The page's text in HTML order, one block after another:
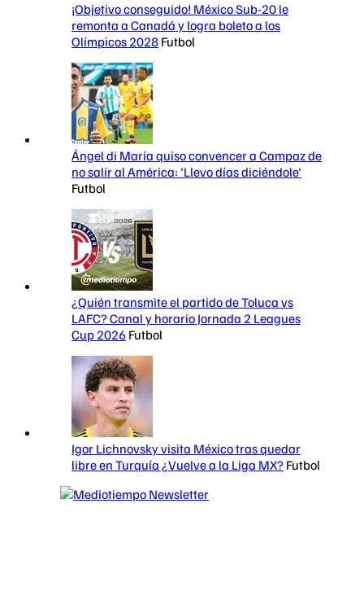
¡Objetivo conseguido! México Sub-20 le
remonta a Canadá y logra boleto a los
Olímpicos 2028 Futbol
Ángel di María quiso convencer a Campaz de
no salir al América: 'Llevo días diciéndole'
Futbol
¿Quién transmite el partido de Toluca vs
LAFC? Canal y horario Jornada 2 Leagues
Cup 2026 Futbol
Igor Lichnovsky visita México tras quedar
libre en Turquía ¿Vuelve a la Liga MX? Futbol